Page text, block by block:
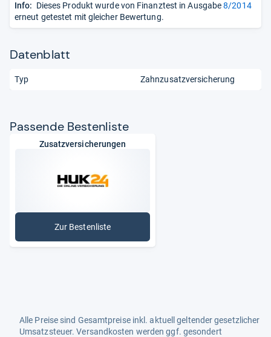
Info: Dieses Produkt wurde von Finanztest in Ausgabe8/2014
erneut getestet mit gleicher Bewertung.
Datenblatt
Typ Zahnzusatzversicherung
Pas­sende Bes­ten­liste
Zusatzversicherungen
Zur Bestenliste: Zusatzversicherungen
Alle Preise sind Gesamtpreise inkl. aktuell geltender gesetzlicher
Umsatzsteuer. Versandkosten werden ggf. gesondert